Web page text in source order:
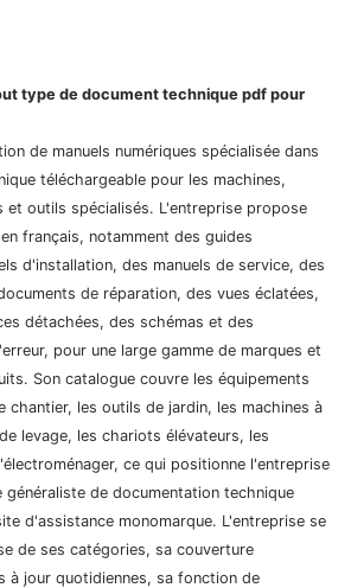
type de document technique pdf pour
de manuels numériques spécialisée dans
téléchargeable pour les machines,
et outils spécialisés. L'entreprise propose
français, notamment des guides
d'installation, des manuels de service, des
de réparation, des vues éclatées,
détachées, des schémas et des
pour une large gamme de marques et
Son catalogue couvre les équipements
chantier, les outils de jardin, les machines à
levage, les chariots élévateurs, les
ce qui positionne l'entreprise
généraliste de documentation technique
d'assistance monomarque. L'entreprise se
de ses catégories, sa couverture
à jour quotidiennes, sa fonction de